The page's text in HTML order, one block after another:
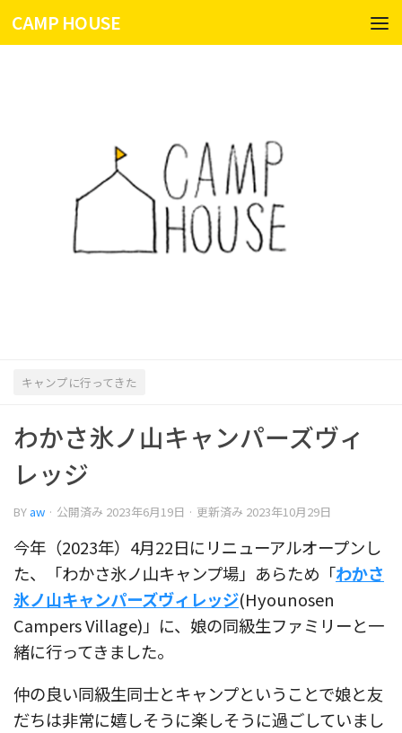
コンテンツへスキップ
CAMP HOUSE
キャンプに行ってきた
わかさ氷ノ山キャンパーズヴィ
レッジ
BY aw · 公開済み 2023年6月19日 · 更新済み 2023年10月29日
今年（2023年）4月22日にリニューアルオープンし
た、「わかさ氷ノ山キャンプ場」あらため「わかさ
氷ノ山キャンパーズヴィレッジ(Hyounosen
Campers Village)」に、娘の同級生ファミリーと一
緒に行ってきました。
仲の良い同級生同士とキャンプということで娘と友
だちは非常に嬉しそうに楽しそうに過ごしていまし